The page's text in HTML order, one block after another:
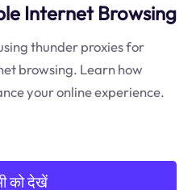
Internet Browsing
thunder proxies for
browsing. Learn how
your online experience.
को देखें